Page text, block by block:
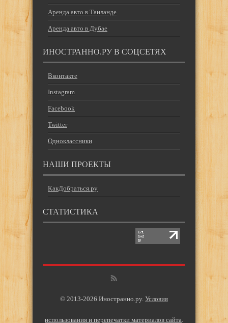
Аренда авто в Таиланде
Аренда авто в Дубае
ИНОСТРАННО.РУ В СОЦСЕТЯХ
Вконтакте
Instagram
Facebook
Twitter
Одноклассники
НАШИ ПРОЕКТЫ
КакДобраться.ру
СТАТИСТИКА
© 2013-2026 Иностранно.ру. Условия
использования и перепечатки материалов сайта